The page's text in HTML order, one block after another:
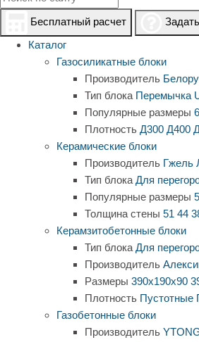
Бесплатный расчет
Каталог
Газосиликатные блоки
Производитель
Тип блока Перемычка
Популярные размеры
Плотность Д300 Д400
Керамические блоки
Производитель Гжель
Тип блока Для
Популярные размеры
Толщина стены 51 44
Керамзитобетонные блоки
Тип блока Для
Производитель
Размеры 390х190х90
Плотность Пустотные
Газобетонные блоки
Производитель